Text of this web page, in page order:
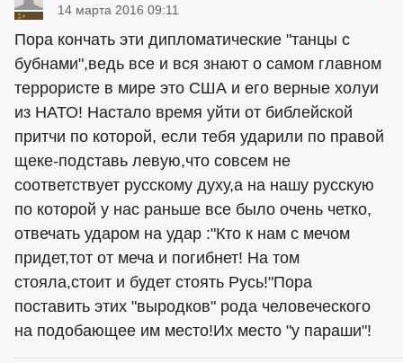
14 марта 2016 09:11
Пора кончать эти дипломатические "танцы с
бубнами",ведь все и вся знают о самом главном
террористе в мире это США и его верные холуи
из НАТО! Настало время уйти от библейской
притчи по которой, если тебя ударили по правой
щеке-подставь левую,что совсем не
соответствует русскому духу,а на нашу русскую
по которой у нас раньше все было очень четко,
отвечать ударом на удар :"Кто к нам с мечом
придет,тот от меча и погибнет! На том
стояла,стоит и будет стоять Русь!"Пора
поставить этих "выродков" рода человеческого
на подобающее им место!Их место "у параши"!